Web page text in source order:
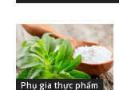
Phụ gia thực phẩm